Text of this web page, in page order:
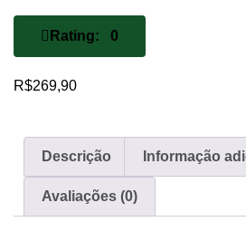
Rating: 0
R$269,90
Descrição Informação
Avaliações (0)